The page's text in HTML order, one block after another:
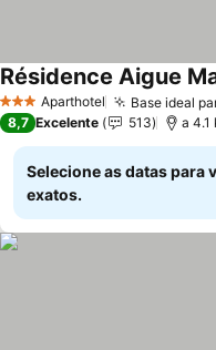
3 EstrelasAparthotel Base ideal
Résidence Aigue
8,7 Excelente 513 a 4.1
Selecione as datas para
exatos.